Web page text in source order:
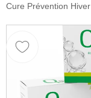
Cure Prévention Hiver